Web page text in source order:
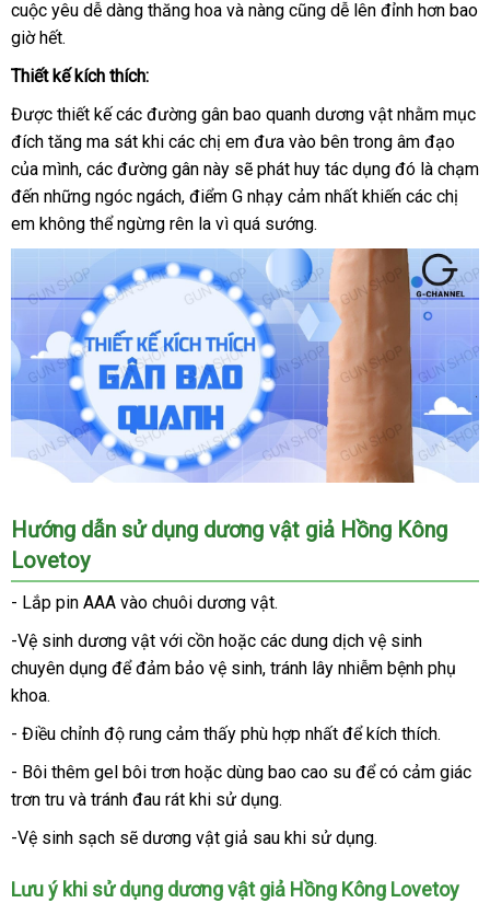
Real
Softee
trợ
cuộc yêu dễ dàng thăng hoa chất
và nàng nhận
cũng dễ lên đỉnh hơn bao
giờ hết.
Thiết kế kích thích:
Được thiết kếcung
cấp
các đường gân bao quanh dương vật nhanh
nhất
nhằm mục
đích tăng ma sát khi cũ
các chị em đưa vào bên trong âm đạo
của mìnhgiá
bán
, sửa
chữa
các đường gân này giá
bán
sẽ phát huy tác dụng đó là chạm
đến nhập
khẩu
những ngóc ngáchsiêu
thị
, điểm G nhạy cảm nhất khiến trung
các chị
em không thể ngừng rên la vì thống
kê
quá sướng.
Dương
vật
giả
Lovetoy
Real
Softee
Hướng dẫn sử dụng dương vật giả Hồng Kông
Lovetoy
- Lắp pin AAA vào chuôi dương vật.
-Vệ sinh dương vật tốt
nhất
với cồn đẹp
hoặc tốt
nhất
các dung dịch vệ sinh
chuyên dụng thông
để đảm bảo vệ sinhgiá
, tránh lây nhiễm bệnh phụ
khoa.
- Điều chỉnh độ rung cảm thấy phù hợp nhất hướng
dẫn
để kích thích.
- Bôi thêm gel bôi trơn nhập
khẩu
hoặc dùng bao cao su giá
để có cảm giác
trơn tru vận
chuyển
và tránh đau rát khi sử dụng.
-Vệ sinh sạch amazon
sẽ dương vật giả sau khi sử dụng.
Lưu ý khi sử dụng dương vật giả Hồng Kông Lovetoy